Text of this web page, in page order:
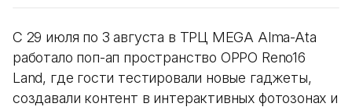
С 29 июля по 3 августа в ТРЦ MEGA Alma-Ata
работало поп-ап пространство OPPO Reno16
Land, где гости тестировали новые гаджеты,
создавали контент в интерактивных фотозонах и